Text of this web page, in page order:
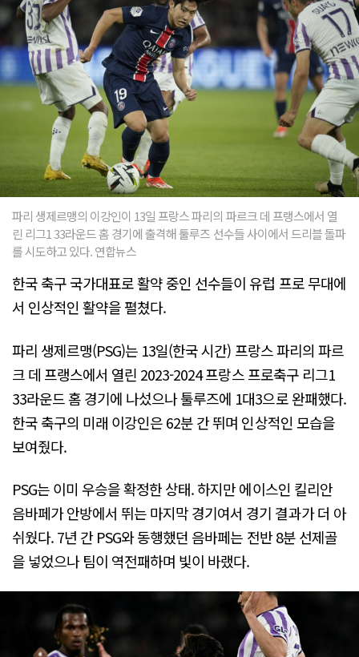
파리 생제르맹의 이강인이 13일 프랑스 파리의 파르크 데 프랭스에서 열
린 리그1 33라운드 홈 경기에 출격해 툴루즈 선수들 사이에서 드리블 돌파
를 시도하고 있다. 연합뉴스
한국 축구 국가대표로 활약 중인 선수들이 유럽 프로 무대에
서 인상적인 활약을 펼쳤다.
파리 생제르맹(PSG)는 13일(한국 시간) 프랑스 파리의 파르
크 데 프랭스에서 열린 2023-2024 프랑스 프로축구 리그1
33라운드 홈 경기에 나섰으나 툴루즈에 1대3으로 완패했다.
한국 축구의 미래 이강인은 62분 간 뛰며 인상적인 모습을
보여줬다.
PSG는 이미 우승을 확정한 상태. 하지만 에이스인 킬리안
음바페가 안방에서 뛰는 마지막 경기여서 경기 결과가 더 아
쉬웠다. 7년 간 PSG와 동행했던 음바페는 전반 8분 선제골
을 넣었으나 팀이 역전패하며 빛이 바랬다.